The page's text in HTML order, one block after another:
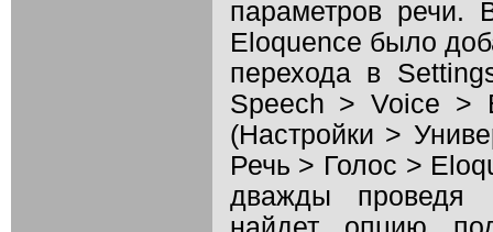
параметров речи.
Eloquence было
перехода в
Speech > Voice >
(Настройки >
Речь > Голос >
дважды проведя